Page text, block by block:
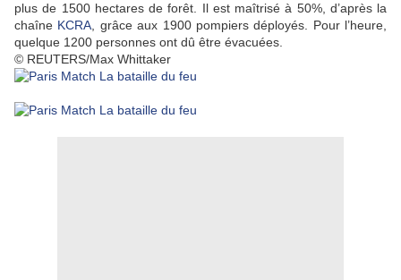
plus de 1500 hectares de forêt. Il est maîtrisé à 50%, d’après la
chaîne KCRA , grâce aux 1900 pompiers déployés. Pour l’heure,
quelque 1200 personnes ont dû être évacuées.
© REUTERS/Max Whittaker